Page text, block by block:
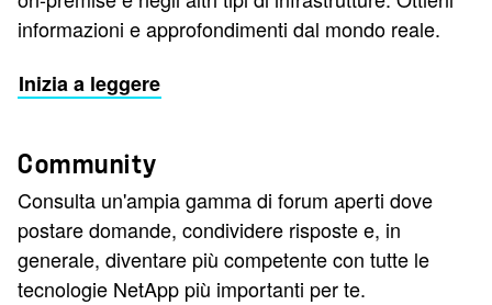
informazioni e approfondimenti dal mondo reale.
Inizia a leggere
Community
Consulta un'ampia gamma di forum aperti dove
postare domande, condividere risposte e, in
generale, diventare più competente con tutte le
tecnologie NetApp più importanti per te.